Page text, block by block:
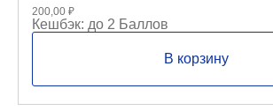
200,00 ₽
Кешбэк: до 2 Баллов
В корзину